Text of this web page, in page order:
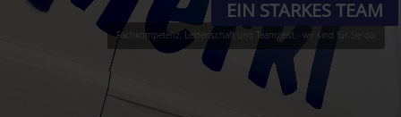
Fachkompetenz, Leidenschaft und Teamgeist - wir sind für Sie da!
EIN STARKES TEAM